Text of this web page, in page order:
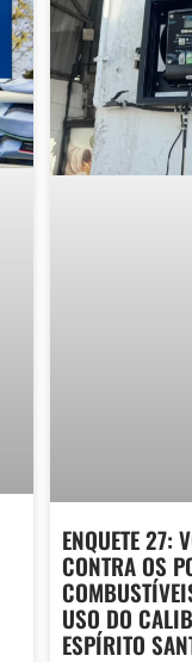
ENQUETE 27:
CONTRA OS
USO DO
ESPÍRITO